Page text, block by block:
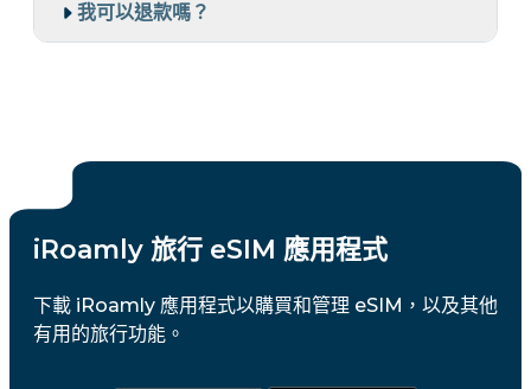
我可以退款嗎？
iRoamly 旅行 eSIM 應用程式
下載 iRoamly 應用程式以購買和管理 eSIM，以及其他
有用的旅行功能。